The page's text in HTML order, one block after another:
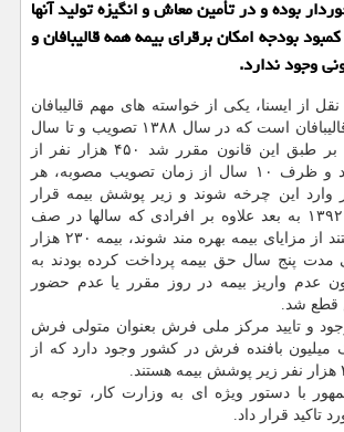
بوده و در تأمین معاش و انگیزه تولید آنها
بودجه امکان برقرای بیمه همه قالیبافان و
وجود ندارد.
از ایسنا، یکی از خواسته های مهم قالیبافان
اجرای قانون بیمه قالیبافان است که در سال ۱۳۸۸ تصویب و تا سال
۱۳۹۲ اجرایی شد. بر طبق این قانون مقرر شد ۴۵۰ هزار نفر از
قالیبافان بیمه شوند و ظرف ۱۰ سال از زمان تصویب مصوبه، هر
نفر وارد این چرخه شوند و زیر پوشش بیمه قرار
گیرند؛ اما از سال ۱۳۹۲ به بعد علاوه بر افرادی که سالها در صف
بیمه بودند و نتوانستند از مزایای بیمه بهره مند شوند، بیمه ۲۳۰ هزار
مدت پنج سال حق بیمه پرداخت کرده بودند به
عدم واریز بیمه در روز مقرر یا عدم حضور
قطع شد.
و تایید مرکز ملی فرش بعنوان متولی فرش
میلیون بافنده فرش در کشور وجود دارد که از
با دستور ویژه ای به وزارت کار، توجه به
تاکید قرار داد.